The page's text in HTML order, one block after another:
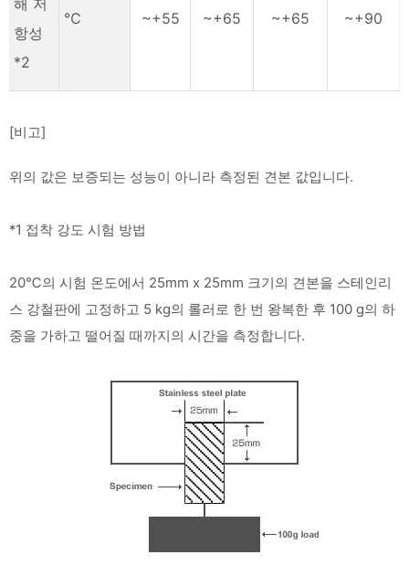
항성
*2
℃ ~+55 ~+65 ~+65 ~+90
[비고]
위의 값은 보증되는 성능이 아니라 측정된 견본 값입니다.
*1 접착 강도 시험 방법
20℃의 시험 온도에서 25mm x 25mm 크기의 견본을 스테인리
스 강철판에 고정하고 5 kg의 롤러로 한 번 왕복한 후 100 g의 하
중을 가하고 떨어질 때까지의 시간을 측정합니다.